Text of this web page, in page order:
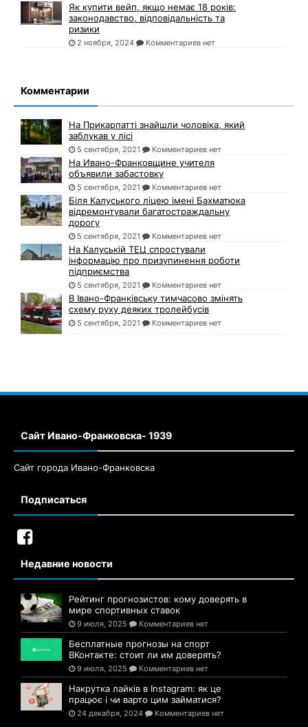
Як купити вейп, якщо немає 18 років:
законодавство, відповідальність та
ризики
2 ноября, 2024 Комментариев нет
Комментарии
На Прикарпатті знайшли чоловіка, який
заблукав у лісі
5 сентября, 2021 Комментариев нет
На Ивано-Франковщине учителя
объявили забастовку
5 сентября, 2021 Комментариев нет
Біля Калуського ліцею імені Бахматюка
відремонтували багатостраждальну
дорогу
5 сентября, 2021 Комментариев нет
На Калуській ТЕЦ спростували
інформацію про призупинення роботи
підприємства
5 сентября, 2021 Комментариев нет
В Івано-Франківську тимчасово змінять
схему руху деяких тролейбусів
5 сентября, 2021 Комментариев нет
Сайт Ивано-Франковска- 1939
Сайт города Ивано-Франковска
Подписаться
Недавние новости
Рейтинг прогнозистов: кому доверять в
мире спортивных ставок
9 июля, 2025 Комментариев нет
Бесплатные прогнозы на спорт
ВКонтакте: стоит ли им доверять?
9 июля, 2025 Комментариев нет
Накрутка лайків в Instagram: як це
працює і чи варто цим займатися?
24 декабря, 2024 Комментариев нет